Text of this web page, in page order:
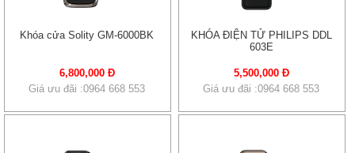
Khóa cửa Solity GM-6000BK
6,800,000 Đ
Giá ưu đãi :0964 668 553
KHÓA ĐIỆN TỬ PHILIPS DDL
603E
5,500,000 Đ
Giá ưu đãi :0964 668 553